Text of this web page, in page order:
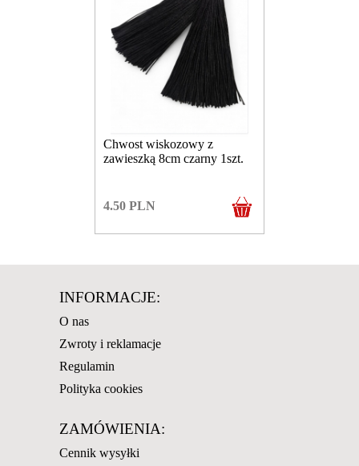
Chwost wiskozowy z
zawieszką 8cm czarny 1szt.
4.50 PLN
INFORMACJE:
O nas
Zwroty i reklamacje
Regulamin
Polityka cookies
ZAMÓWIENIA:
Cennik wysyłki